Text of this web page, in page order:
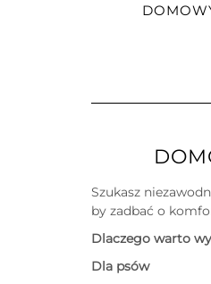
Szukasz
by zadbać o
Dlaczego warto
Dla psów